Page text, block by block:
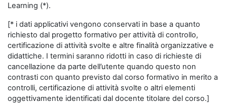
Learning (*).
[* i dati applicativi vengono conservati in base a quanto
richiesto dal progetto formativo per attività di controllo,
certificazione di attività svolte e altre finalità organizzative e
didattiche. I termini saranno ridotti in caso di richieste di
cancellazione da parte dell’utente quando questo non
contrasti con quanto previsto dal corso formativo in merito a
controlli, certificazione di attività svolte o altri elementi
oggettivamente identificati dal docente titolare del corso.]